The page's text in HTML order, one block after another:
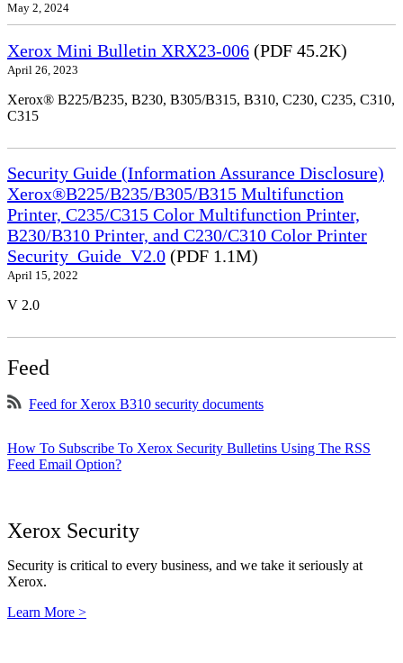
May 2, 2024
Xerox Mini Bulletin XRX23-006 (PDF 45.2K)
April 26, 2023
Xerox® B225/B235, B230, B305/B315, B310, C230, C235, C310,
C315
Security Guide (Information Assurance Disclosure)
Xerox®B225/B235/B305/B315 Multifunction
Printer, C235/C315 Color Multifunction Printer,
B230/B310 Printer, and C230/C310 Color Printer
Security_Guide_V2.0 (PDF 1.1M)
April 15, 2022
V 2.0
Feed
Feed for Xerox B310 security documents
How To Subscribe To Xerox Security Bulletins Using The RSS
Feed Email Option?
Xerox Security
Security is critical to every business, and we take it seriously at
Xerox.
Learn More >